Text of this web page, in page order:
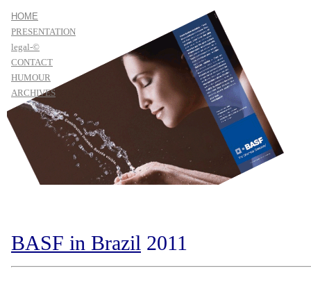
HOME
PRESENTATION
legal-©
CONTACT
HUMOUR
ARCHIVES
BASF in Brazil 2011